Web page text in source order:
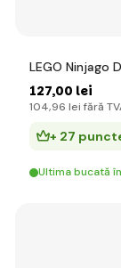
LEGO Ninjago
127,00 lei
104,96 lei fără
+ 27
Ultima bucată